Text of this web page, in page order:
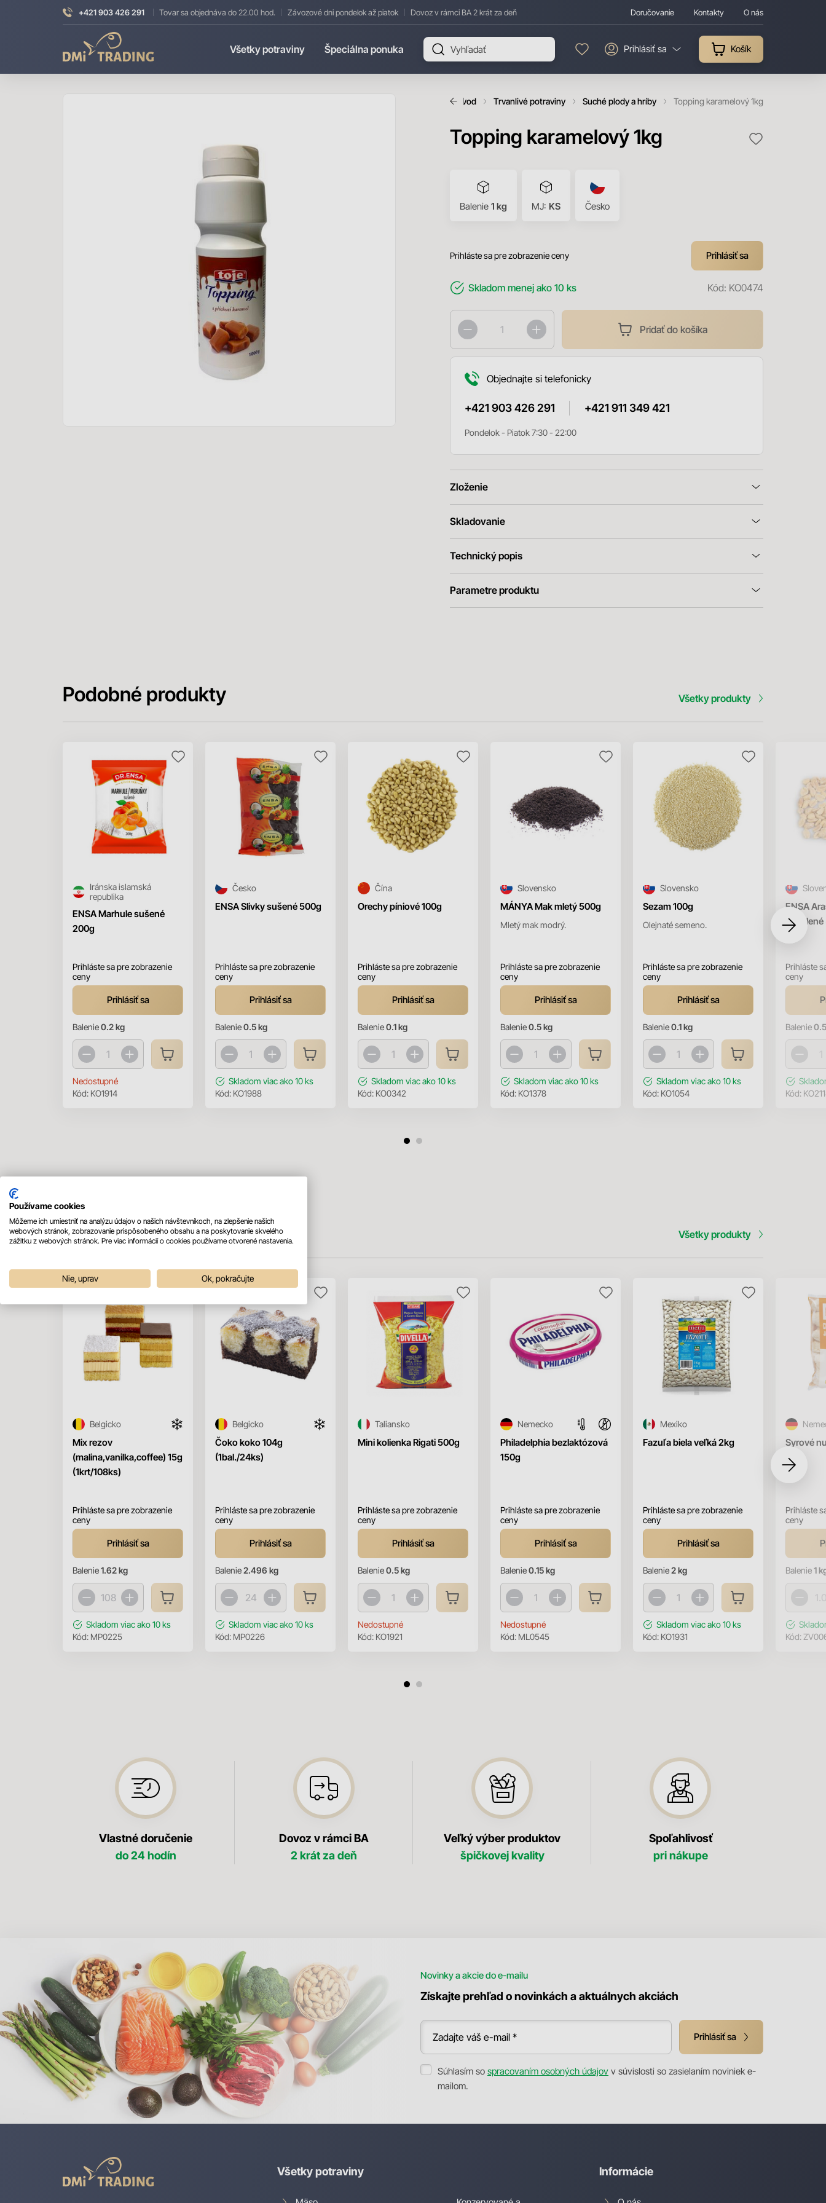
+421 903 426 291 Tovar sa objednáva do 22.00 hod. Závozové dni pondelok až piatok Dovoz v rámci BA 2 krát za deň Doručovanie Kontakty O nás
Trading
Všetky potraviny Špeciálna ponuka Prihlásiť sa Košík
Úvod Trvanlivé potraviny Suché plody a hríby Topping karamelový 1kg
Topping karamelový 1kg
Balenie 1 kg MJ: KS Česko
Prihláste sa pre zobrazenie ceny Prihlásiť sa
Skladom menej ako 10 ks Kód: KO0474
Pridať do košíka
Objednajte si telefonicky
+421 903 426 291 +421 911 349 421
Pondelok - Piatok 7:30 - 22:00
Zloženie
Skladovanie
Technický popis
Parametre produktu
Podobné produkty Všetky produkty
ENSA Marhule sušené
200g
Iránska islamská
republika
Prihláste sa pre zobrazenie
ceny
Prihlásiť sa
Balenie0.2 kg
Nedostupné
Kód: KO1914
ENSA Slivky sušené 500g
Česko
Prihláste sa pre zobrazenie
ceny
Prihlásiť sa
Balenie0.5 kg
Skladom viac ako 10 ks
Kód: KO1988
Orechy píniové 100g
Čína
Prihláste sa pre zobrazenie
ceny
Prihlásiť sa
Balenie0.1 kg
Skladom viac ako 10 ks
Kód: KO0342
MÁNYA Mak mletý 500g
Mletý mak modrý.
Slovensko
Prihláste sa pre zobrazenie
ceny
Prihlásiť sa
Balenie0.5 kg
Skladom viac ako 10 ks
Kód: KO1378
Sezam 100g
Olejnaté semeno.
Slovensko
Prihláste sa pre zobrazenie
ceny
Prihlásiť sa
Balenie0.1 kg
Skladom viac ako 10 ks
Kód: KO1054
ENSA
Prihláste
ceny
Balenie
Kód:
Mohlo by sa vám páčiť Všetky produkty
Mix rezov
(malina,vanilka,coffee) 15g
(1krt/108ks)
Belgicko
Prihláste sa pre zobrazenie
ceny
Prihlásiť sa
Balenie1.62 kg
Skladom viac ako 10 ks
Kód: MP0225
Čoko koko 104g
(1bal./24ks)
Belgicko
Prihláste sa pre zobrazenie
ceny
Prihlásiť sa
Balenie2.496 kg
Skladom viac ako 10 ks
Kód: MP0226
Mini kolienka Rigati 500g
Taliansko
Prihláste sa pre zobrazenie
ceny
Prihlásiť sa
Balenie0.5 kg
Nedostupné
Kód: KO1921
Philadelphia bezlaktózová
150g
Nemecko
Prihláste sa pre zobrazenie
ceny
Prihlásiť sa
Balenie0.15 kg
Nedostupné
Kód: ML0545
Fazuľa biela veľká 2kg
Mexiko
Prihláste sa pre zobrazenie
ceny
Prihlásiť sa
Balenie2 kg
Skladom viac ako 10 ks
Kód: KO1931
Syrové
1kg
Prihláste
ceny
Balenie1
Kód:
Vlastné doručenie
do 24 hodín
Dovoz v rámci BA
2 krát za deň
Veľký výber produktov
špičkovej kvality
Spoľahlivosť
pri nákupe
Novinky a akcie do e-mailu
Získajte prehľad o novinkách a aktuálnych akciách
Zadajte váš e-mail * Prihlásiť sa
Súhlasím so spracovaním osobných údajov v súvislosti so zasielaním noviniek e-
mailom.
Trading
Všetky potraviny Informácie
Používame cookies
Môžeme ich umiestniť na analýzu údajov o našich návštevníkoch, na zlepšenie našich
webových stránok, zobrazovanie prispôsobeného obsahu a na poskytovanie skvelého
zážitku z webových stránok. Pre viac informácií o cookies používame otvorené nastavenia.
Nie, uprav Ok, pokračujte